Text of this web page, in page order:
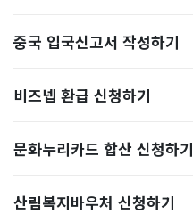
중국 입국신고서 작성하기
비즈넵 환급 신청하기
문화누리카드 합산 신청하기
산림복지바우처 신청하기